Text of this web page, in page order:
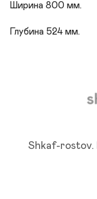
Ширина 800 мм.
Глубина 524 мм.
Shkaf-rostov.